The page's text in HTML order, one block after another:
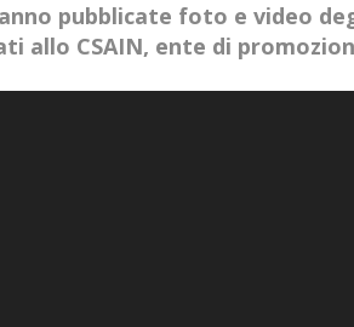
pubblicate foto e video
allo CSAIN, ente di